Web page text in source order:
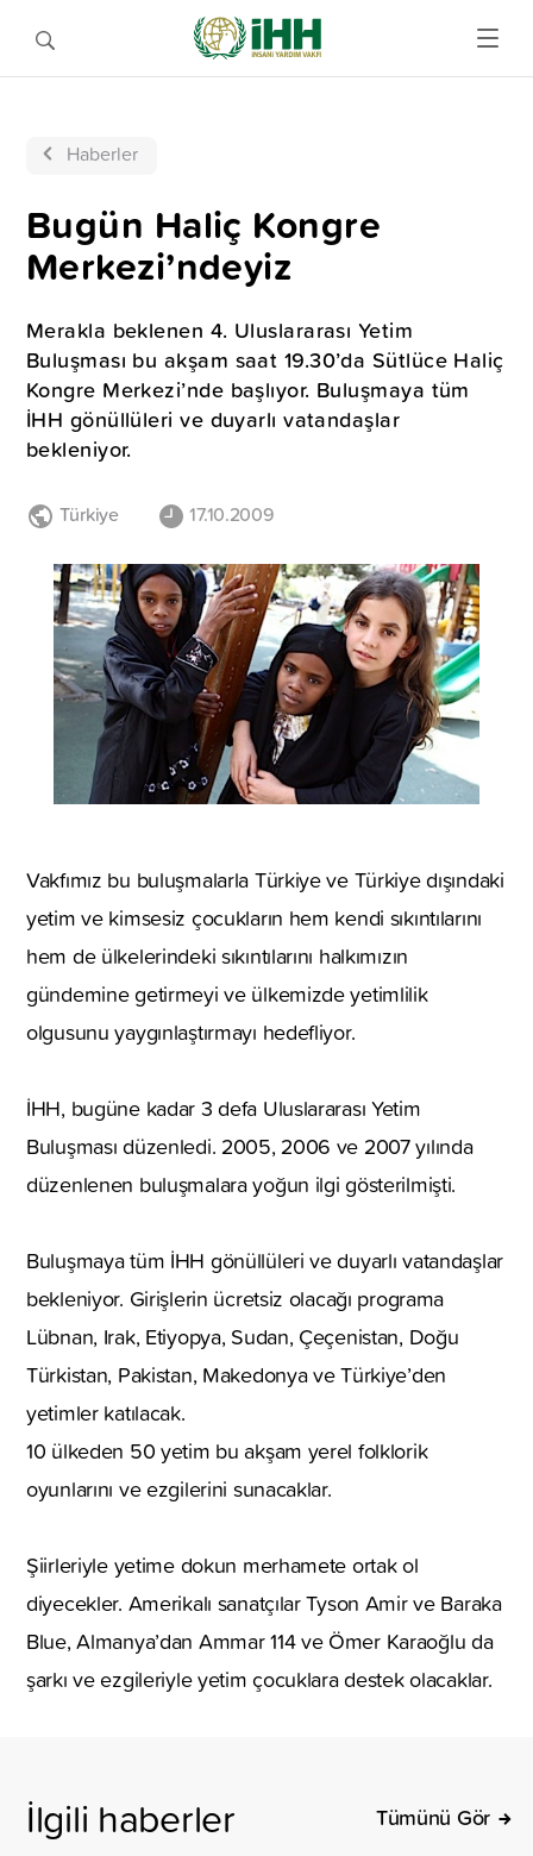
Haberler
Bugün Haliç Kongre
Merkezi’ndeyiz
Merakla beklenen 4. Uluslararası Yetim
Buluşması bu akşam saat 19.30’da Sütlüce Haliç
Kongre Merkezi’nde başlıyor. Buluşmaya tüm
İHH gönüllüleri ve duyarlı vatandaşlar
bekleniyor.
Türkiye 17.10.2009
Vakfımız bu buluşmalarla Türkiye ve Türkiye dışındaki
yetim ve kimsesiz çocukların hem kendi sıkıntılarını
hem de ülkelerindeki sıkıntılarını halkımızın
gündemine getirmeyi ve ülkemizde yetimlilik
olgusunu yaygınlaştırmayı hedefliyor.
İHH, bugüne kadar 3 defa Uluslararası Yetim
Buluşması düzenledi. 2005, 2006 ve 2007 yılında
düzenlenen buluşmalara yoğun ilgi gösterilmişti.
Buluşmaya tüm İHH gönüllüleri ve duyarlı vatandaşlar
bekleniyor. Girişlerin ücretsiz olacağı programa
Lübnan, Irak, Etiyopya, Sudan, Çeçenistan, Doğu
Türkistan, Pakistan, Makedonya ve Türkiye’den
yetimler katılacak.
10 ülkeden 50 yetim bu akşam yerel folklorik
oyunlarını ve ezgilerini sunacaklar.
Şiirleriyle yetime dokun merhamete ortak ol
diyecekler. Amerikalı sanatçılar Tyson Amir ve Baraka
Blue, Almanya’dan Ammar 114 ve Ömer Karaoğlu da
şarkı ve ezgileriyle yetim çocuklara destek olacaklar.
İlgili haberler Tümünü Gör